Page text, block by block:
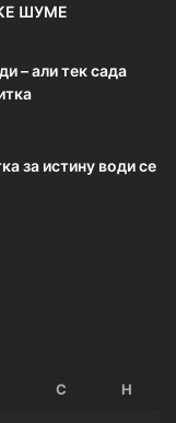
ШУМЕ
– али тек сада
за истину води се
С Н